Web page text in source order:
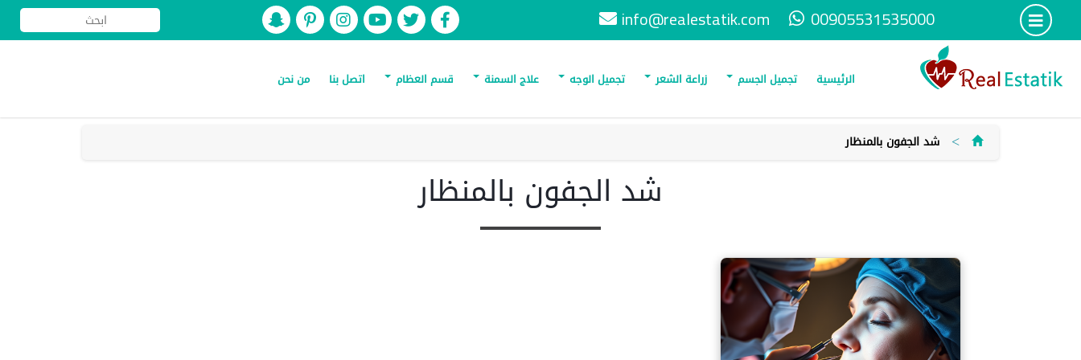
00905531535000
info@realestatik.com
الرئيسية تجميل الجسم زراعة الشعر تجميل الوجه علاج السمنة قسم العظام اتصل بنا من نحن
> شد الجفون بالمنظار
شد الجفون بالمنظار